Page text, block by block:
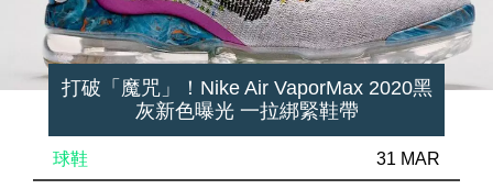
打破「魔咒」！Nike Air VaporMax 2020黑
灰新色曝光 一拉綁緊鞋帶
球鞋 31 MAR